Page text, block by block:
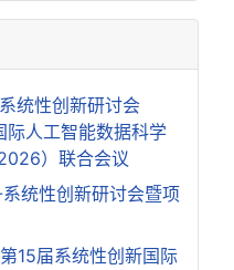
统性创新研讨会
际人工智能数据科学
）联合会议
统性创新研讨会暨项
15届系统性创新国际